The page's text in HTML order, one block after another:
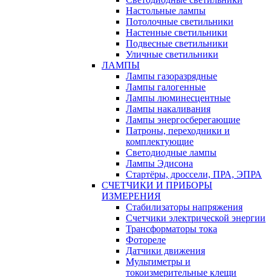
Настольные лампы
Потолочные светильники
Настенные светильники
Подвесные светильники
Уличные светильники
ЛАМПЫ
Лампы газоразрядные
Лампы галогенные
Лампы люминесцентные
Лампы накаливания
Лампы энергосберегающие
Патроны, переходники и
комплектующие
Светодиодные лампы
Лампы Эдисона
Стартёры, дроссели, ПРА, ЭПРА
СЧЕТЧИКИ И ПРИБОРЫ
ИЗМЕРЕНИЯ
Стабилизаторы напряжения
Счетчики электрической энергии
Трансформаторы тока
Фотореле
Датчики движения
Мультиметры и
токоизмерительные клещи